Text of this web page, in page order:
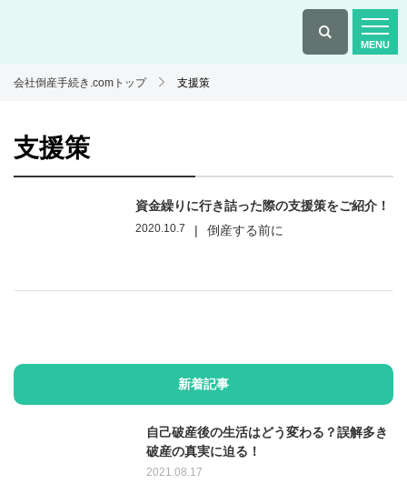
会社倒産手続き.comトップ 支援策
支援策
資金繰りに行き詰った際の支援策をご紹介！
2020.10.7 | 倒産する前に
新着記事
自己破産後の生活はどう変わる？誤解多き
破産の真実に迫る！
2021.08.17